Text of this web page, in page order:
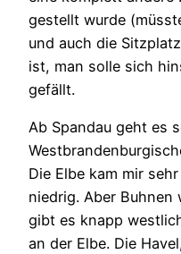
gestellt wurde
und auch die
ist, man solle sich
gefällt.
Ab Spandau geht es
Die Elbe kam mir
niedrig. Aber Buhnen
gibt es knapp
an der Elbe. Die